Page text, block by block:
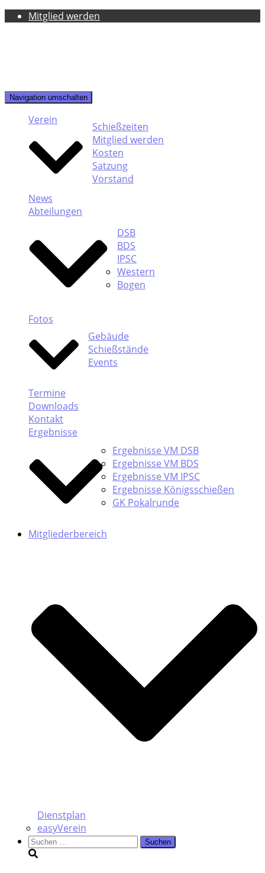
Mitglied werden
Navigation umschalten
Verein
Schießzeiten
Mitglied werden
Kosten
Satzung
Vorstand
News
Abteilungen
DSB
BDS
IPSC
Western
Bogen
Fotos
Gebäude
Schießstände
Events
Termine
Downloads
Kontakt
Ergebnisse
Ergebnisse VM DSB
Ergebnisse VM BDS
Ergebnisse VM IPSC
Ergebnisse Königsschießen
GK Pokalrunde
Mitgliederbereich
Dienstplan
easyVerein
Suchen
nach: